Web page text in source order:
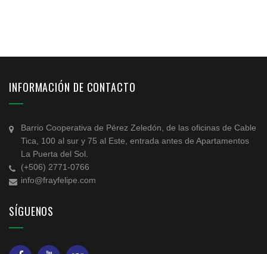
INFORMACIÓN DE CONTACTO
Barrio Cooperativa de Pérez Zeledón, de las oficinas de Cable
Tica, 100 al sur y 75 al Este, entrada antes de Apartamentos
La Puerta del Sol.
(+506) 2771-0766
info@frayfelipe.com
SÍGUENOS